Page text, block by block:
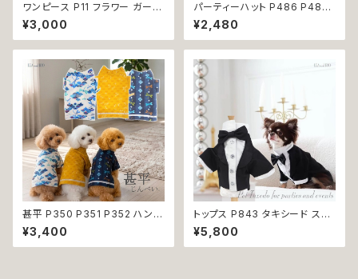
ワンピース P11 フラワー ガーリ
ー かわいい ドッグウェア dog
犬 猫 ペット 服 犬服 猫服 小型
犬 返品交換不可
¥3,000
パーティーハット P486 P487
P488 P489 P490 P491 三
角帽子 とんがり帽子 王冠 帽子
ハット 誕生日 パーティー ドック
ッグ ウェア ドッグウエア 犬洋服
犬の洋服 洋服 猫 猫服 猫の服
ペット 小型犬 中型犬 おしゃれ
かわいい 可愛い 返品交換不可
¥2,480
甚平 P350 P351 P352 ハンド
メイド ホワイト ネイビー カラシ
イエロー とんぼ ドッグ ウェア
ドッグウエア 犬 猫 ペット 服 犬
¥3,400
トップス P843 タキシード スー
ツ フォーマル 燕尾服 蝶ネクタ
イ ドッグウェア 犬 猫 ペット 服
犬服 猫服 犬の服 猫の服 おしゃ
¥5,800